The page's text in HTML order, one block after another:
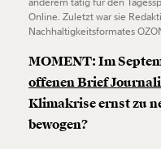
Online. Zuletzt war sie
Nachhaltigkeitsformates
MOMENT: Im
offenen Brief
Klimakrise ernst zu
bewogen?